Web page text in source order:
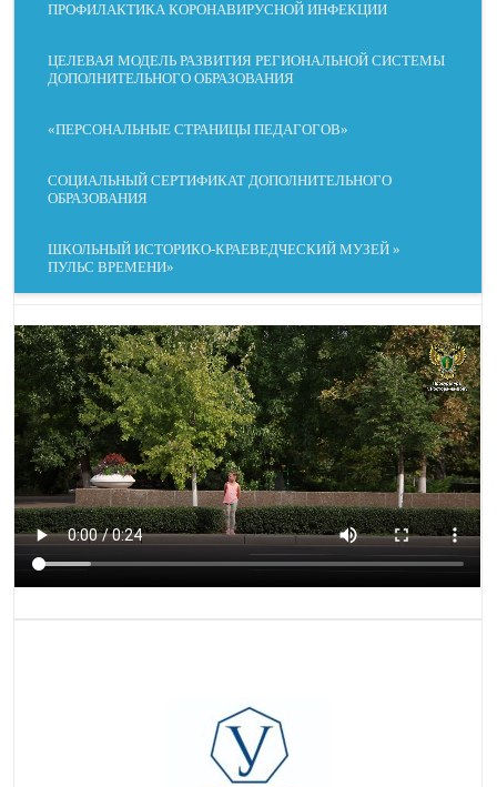
ПРОФИЛАКТИКА КОРОНАВИРУСНОЙ ИНФЕКЦИИ
ЦЕЛЕВАЯ МОДЕЛЬ РАЗВИТИЯ РЕГИОНАЛЬНОЙ СИСТЕМЫ
ДОПОЛНИТЕЛЬНОГО ОБРАЗОВАНИЯ
«ПЕРСОНАЛЬНЫЕ СТРАНИЦЫ ПЕДАГОГОВ»
СОЦИАЛЬНЫЙ СЕРТИФИКАТ ДОПОЛНИТЕЛЬНОГО
ОБРАЗОВАНИЯ
ШКОЛЬНЫЙ ИСТОРИКО-КРАЕВЕДЧЕСКИЙ МУЗЕЙ »
ПУЛЬС ВРЕМЕНИ»